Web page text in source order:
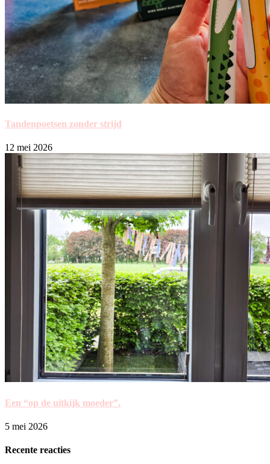
Tandenpoetsen zonder strijd
12 mei 2026
Een “op de uitkijk moeder”.
5 mei 2026
Recente reacties